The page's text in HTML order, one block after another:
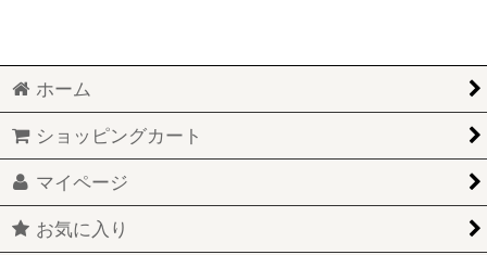
ホーム
ショッピングカート
マイページ
お気に入り